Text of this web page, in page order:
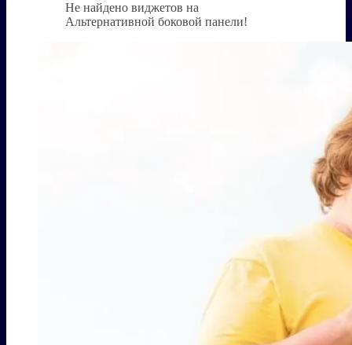
Не найдено виджетов на
Альтернативной боковой панели!